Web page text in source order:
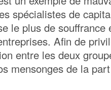
spécialistes de
le plus de souffrance
Afin de
entre les deux
mensonges de la